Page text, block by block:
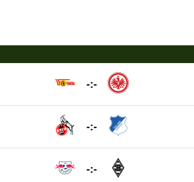
-:-
-:-
-:-